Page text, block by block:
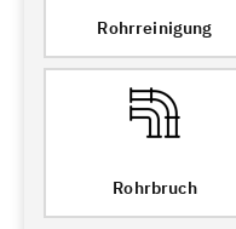
Rohrreinigung
Rohrbruch